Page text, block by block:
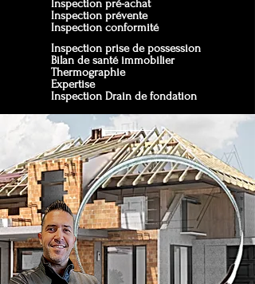
Inspection pré-achat
Inspection prévente
Inspection conformité
Inspection prise de possession
Bilan de santé immobilier
Thermographie
Expertise
Inspection Drain de fondation